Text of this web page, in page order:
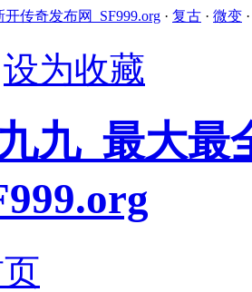
传奇发布网_SF999.org · 复古 · 微变
设为收藏